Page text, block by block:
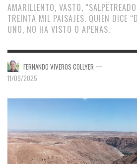
AMARILLENTO, VASTO,
TREINTA MIL PAISAJES. QUIEN DICE
UNO, NO HA VISTO O APENAS.
FERNANDO VIVEROS COLLYER —
11/09/2025